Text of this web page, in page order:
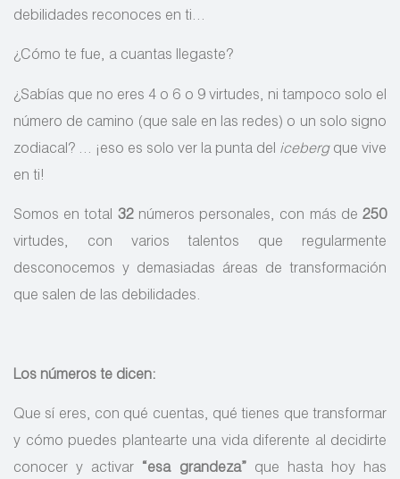
debilidades reconoces en ti…
¿Cómo te fue, a cuantas llegaste?
¿Sabías que no eres 4 o 6 o 9 virtudes, ni tampoco solo el
número de camino (que sale en las redes) o un solo signo
zodiacal? … ¡eso es solo ver la punta del icebergque vive
en ti!
Somos en total 32números personales, con más de250
virtudes, con varios talentos que regularmente
desconocemos y demasiadas áreas de transformación
que salen de las debilidades.
Los números te dicen:
Que sí eres, con qué cuentas, qué tienes que transformar
y cómo puedes plantearte una vida diferente al decidirte
conocer y activar
“esa grandeza”
que hasta hoy has